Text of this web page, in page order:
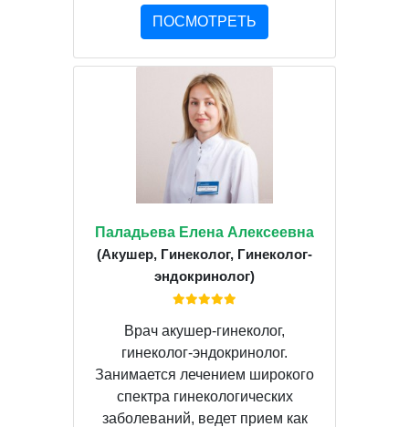
ПОСМОТРЕТЬ
Паладьева Елена Алексеевна
(Акушер, Гинеколог, Гинеколог-
эндокринолог)
Врач акушер-гинеколог,
гинеколог-эндокринолог.
Занимается лечением широкого
спектра гинекологических
заболеваний, ведет прием как